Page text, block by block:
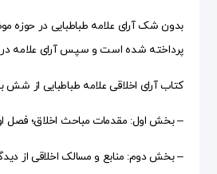
بدون شک آرای علامه طباطبایی در حوزه
پرداخته شده است و سپس آرای علامه
کتاب آرای اخلاقی علامه طباطبایی از
– بخش اول: مقدمات مباحث اخلاق؛ فصل
– بخش دوم: منابع و مسالک اخلاقی از